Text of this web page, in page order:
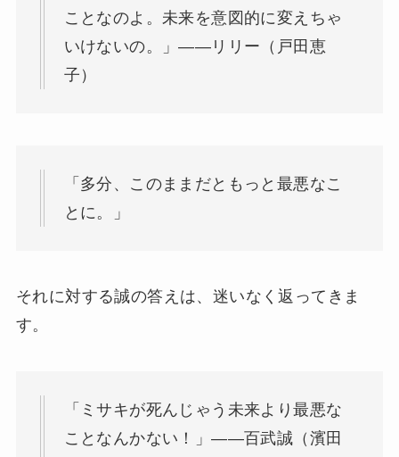
ことなのよ。未来を意図的に変えちゃ
いけないの。」——リリー（戸田恵
子）
「多分、このままだともっと最悪なこ
とに。」
それに対する誠の答えは、迷いなく返ってきま
す。
「ミサキが死んじゃう未来より最悪な
ことなんかない！」——百武誠（濱田